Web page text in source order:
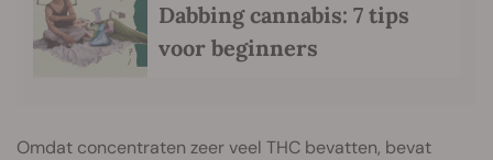
Dabbing cannabis: 7 tips
voor beginners
Omdat concentraten zeer veel THC bevatten, bevat